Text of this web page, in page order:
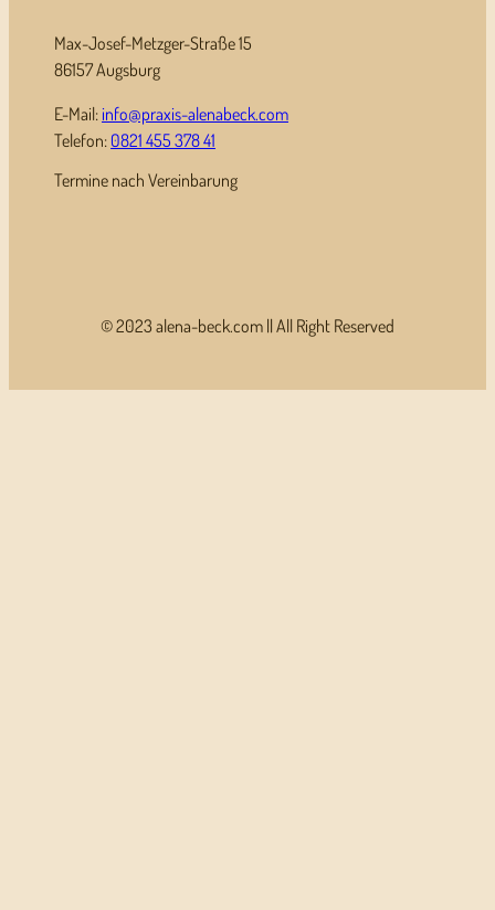
Max-Josef-Metzger-Straße 15
86157 Augsburg
E-Mail: info@praxis-alenabeck.com
Telefon: 0821 455 378 41
Termine nach Vereinbarung
© 2023 alena-beck.com || All Right Reserved